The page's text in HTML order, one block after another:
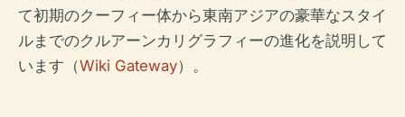
て初期のクーフィー体から東南アジアの豪華なスタイ
ルまでのクルアーンカリグラフィーの進化を説明して
います（Wiki Gateway）。